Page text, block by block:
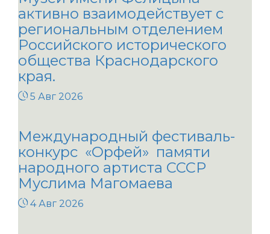
активно взаимодействует с
региональным отделением
Российского исторического
общества Краснодарского
края.
5 Авг 2026
Международный фестиваль-
конкурс «Орфей» памяти
народного артиста СССР
Муслима Магомаева
4 Авг 2026